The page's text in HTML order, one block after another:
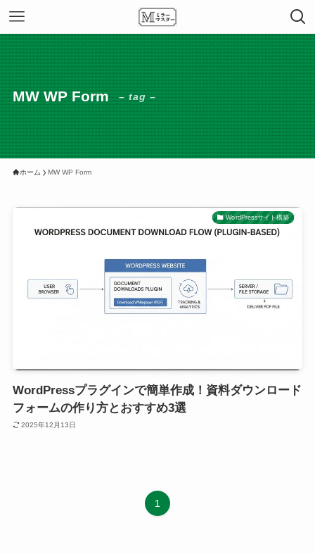
MW WP Form – tag –
ホーム MW WP Form
WordPressサイト構築
WordPressプラグインで簡単作成！資料ダウンロード
フォームの作り方とおすすめ3選
2025年12月13日
1